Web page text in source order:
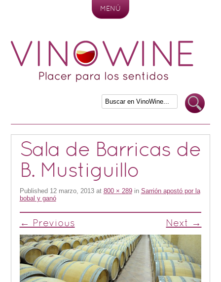
MENÚ
Sala de Barricas de
B. Mustiguillo
Published 12 marzo, 2013at 800 × 289in Sarrión apostó por la
bobal y ganó
← Previous Next →